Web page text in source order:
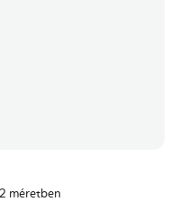
méretben